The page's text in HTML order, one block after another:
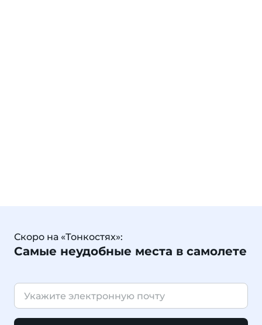
Скоро на «Тонкостях»:
Самые неудобные места в самолете